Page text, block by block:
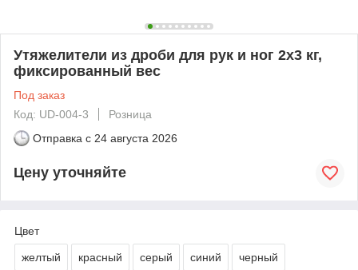
Утяжелители из дроби для рук и ног 2х3 кг,
фиксированный вес
Под заказ
Код: UD-004-3
Розница
Отправка с 24 августа 2026
Цену уточняйте
Цвет
желтый красный серый синий черный